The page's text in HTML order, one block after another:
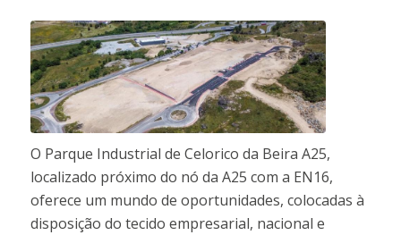
O Parque Industrial de Celorico da Beira A25,
localizado próximo do nó da A25 com a EN16,
oferece um mundo de oportunidades, colocadas à
disposição do tecido empresarial, nacional e